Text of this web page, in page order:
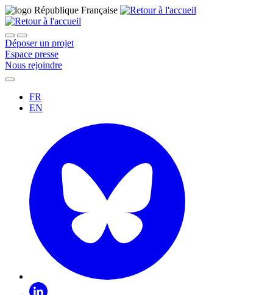
Déposer un projet
Espace presse
Nous rejoindre
FR
EN